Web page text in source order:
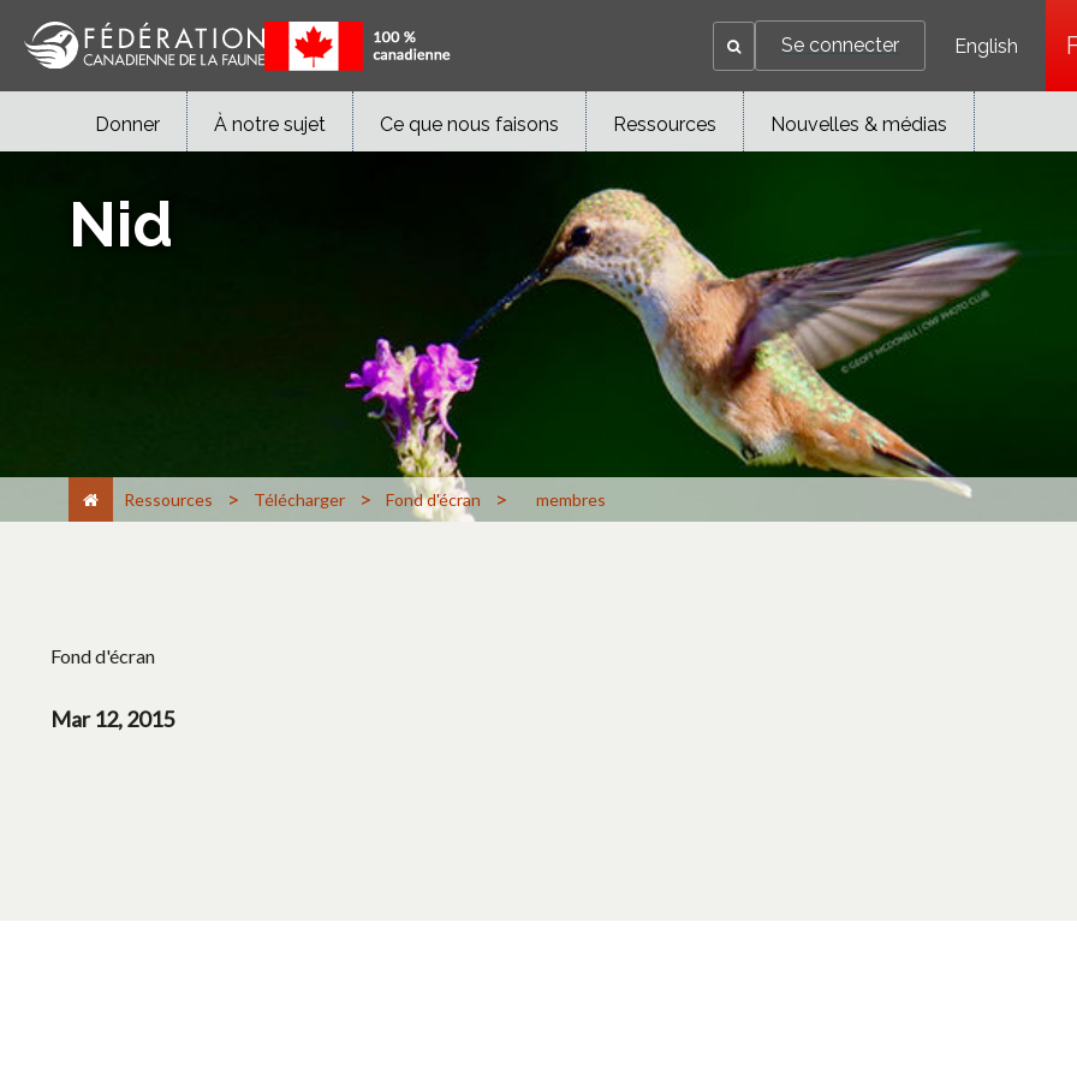
Se connecter English
Donner À notre sujet Ce que nous faisons Ressources Nouvelles & médias
Nid
Ressources > Télécharger > Fond d'écran > membres
Fond d'écran
Mar 12, 2015